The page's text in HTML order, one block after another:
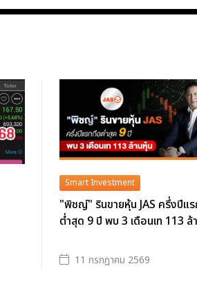
Smart Investment
"พิชญ์" รินขายหุ้น JAS ครึ่งปีแ
ต่ำสุด 9 ปี พบ 3 เดือนเท 113 ล้
11 กรกฎาคม 2569